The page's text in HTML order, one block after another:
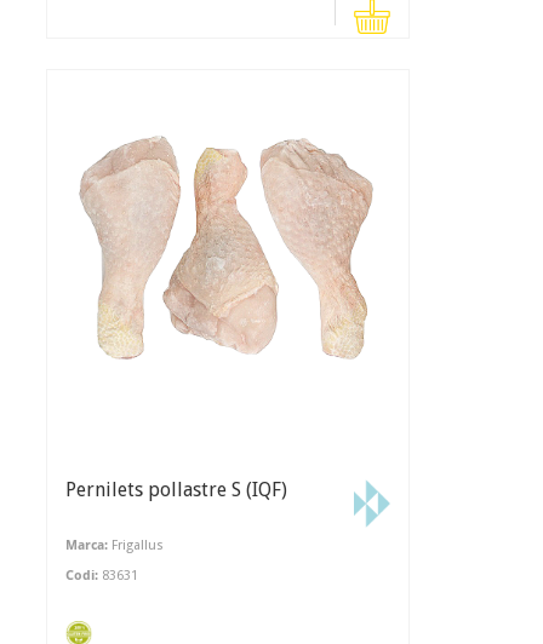
Pernilets pollastre S (IQF)
Marca: Frigallus
Codi: 83631